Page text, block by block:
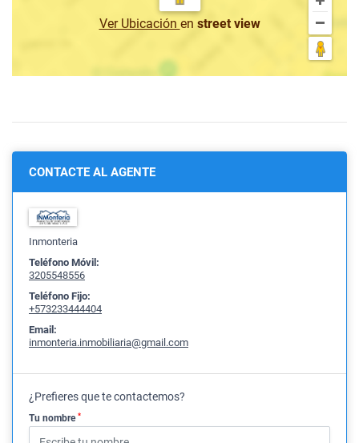
Ver Ubicación en street view
CONTACTE AL AGENTE
Inmonteria
Teléfono Móvil:
3205548556
Teléfono Fijo:
+573233444404
Email:
inmonteria.inmobiliaria@gmail.com
¿Prefieres que te contactemos?
Tu nombre *